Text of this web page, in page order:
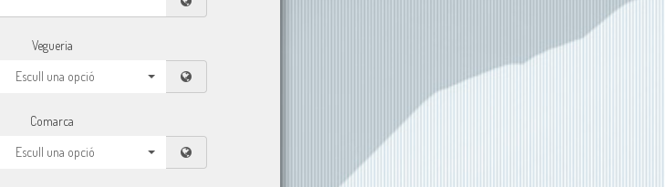
Vegueria
Escull una opció
Comarca
Escull una opció